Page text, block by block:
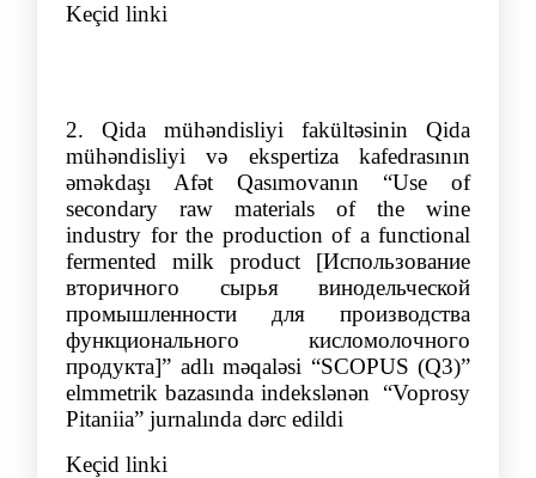
Keçid linki
2.
Qida mühəndisliyi fakültəsinin Qida
mühəndisliyi və ekspertiza kafedrasının
əməkdaşı Afət Qasımovanın “Use of
secondary raw materials of the wine
industry for the production of a functional
fermented milk product [Использование
вторичного сырья винодельческой
промышленности для производства
функционального кисломолочного
продукта]” adlı məqaləsi “SCOPUS (Q3)”
elmmetrik bazasında indekslənən “Voprosy
Pitaniia” jurnalında dərc edildi
Keçid linki